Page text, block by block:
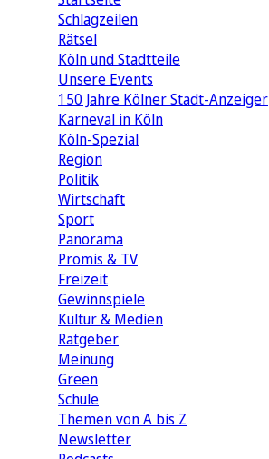
Schlagzeilen
Rätsel
Köln und Stadtteile
Unsere Events
150 Jahre Kölner Stadt-Anzeiger
Karneval in Köln
Köln-Spezial
Region
Politik
Wirtschaft
Sport
Panorama
Promis & TV
Freizeit
Gewinnspiele
Kultur & Medien
Ratgeber
Meinung
Green
Schule
Themen von A bis Z
Newsletter